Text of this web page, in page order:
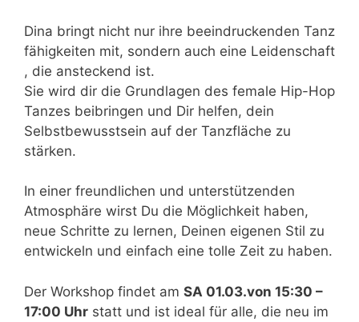
Dina bringt nicht nur ihre beeindruckenden Tanz
fähigkeiten mit, sondern auch eine Leidenschaft
, die ansteckend ist.
Sie wird dir die Grundlagen des female Hip-Hop
Tanzes beibringen und Dir helfen, dein
Selbstbewusstsein auf der Tanzfläche zu
stärken.
In einer freundlichen und unterstützenden
Atmosphäre wirst Du die Möglichkeit haben,
neue Schritte zu lernen, Deinen eigenen Stil zu
entwickeln und einfach eine tolle Zeit zu haben.
Der Workshop findet am SA 01.03.von 15:30 –
17:00 Uhr statt und ist ideal für alle, die neu im